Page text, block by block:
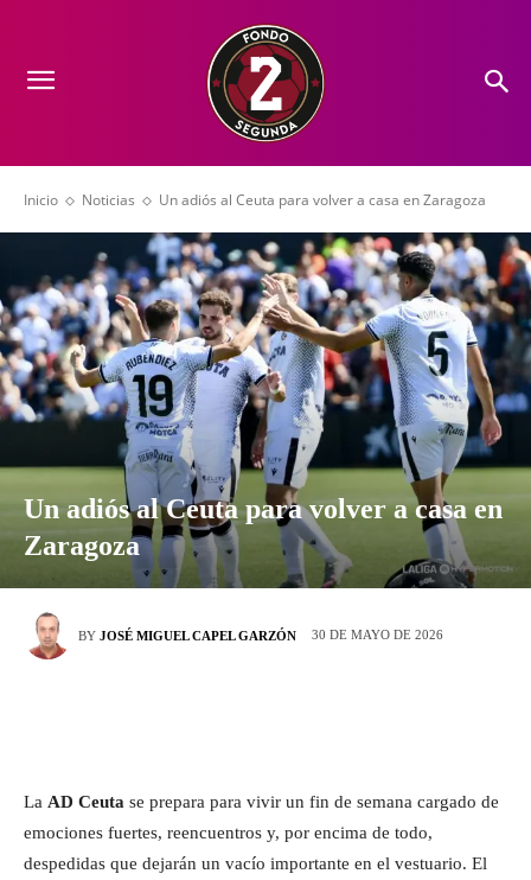
Inicio Noticias Un adiós al Ceuta para volver a casa en Zaragoza
Un adiós al Ceuta para volver a casa en
Zaragoza
BY JOSÉ MIGUEL CAPEL GARZÓN 30 DE MAYO DE 2026
La AD Ceuta se prepara para vivir un fin de semana cargado de
emociones fuertes, reencuentros y, por encima de todo,
despedidas que dejarán un vacío importante en el vestuario. El